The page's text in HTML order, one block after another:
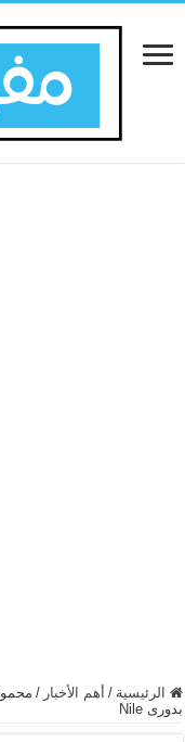
الرئيسية / أهم الأخبار /
بدورى Nile